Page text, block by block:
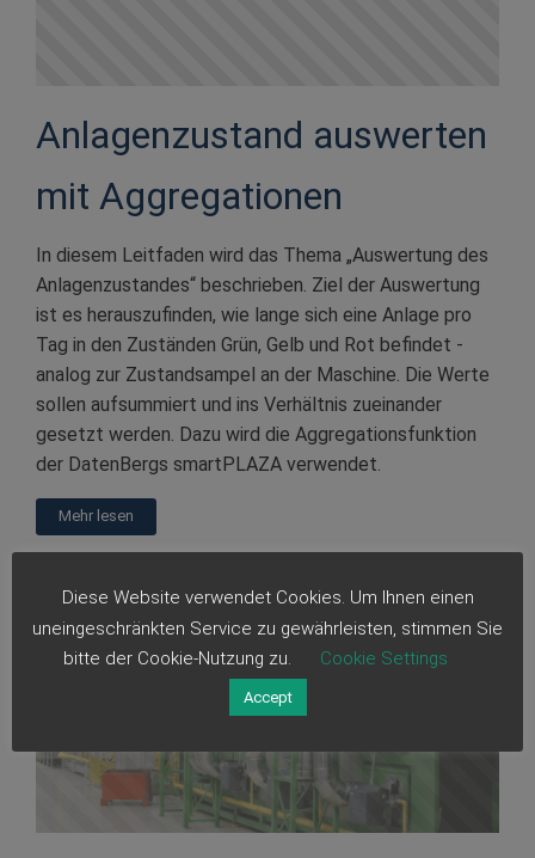
Anlagenzustand auswerten
mit Aggregationen
In diesem Leitfaden wird das Thema „Auswertung des
Anlagenzustandes“ beschrieben. Ziel der Auswertung
ist es herauszufinden, wie lange sich eine Anlage pro
Tag in den Zuständen Grün, Gelb und Rot befindet -
analog zur Zustandsampel an der Maschine. Die Werte
sollen aufsummiert und ins Verhältnis zueinander
gesetzt werden. Dazu wird die Aggregationsfunktion
der DatenBergs smartPLAZA verwendet.
Mehr lesen
Diese Website verwendet Cookies. Um Ihnen einen
uneingeschränkten Service zu gewährleisten, stimmen Sie
bitte der Cookie-Nutzung zu.
Cookie Settings
Accept